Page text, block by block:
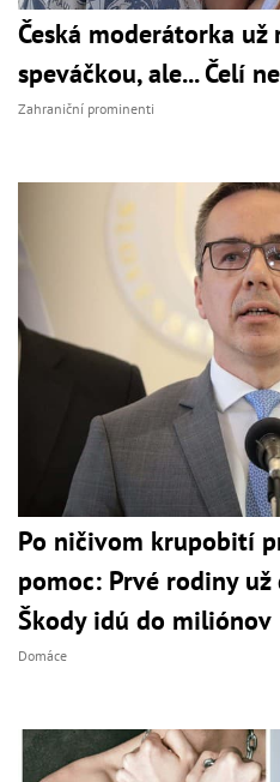
Česká moderátorka
speváčkou, ale... Čelí
Zahraniční prominenti
Po ničivom krupobití
pomoc: Prvé rodiny
Škody idú do miliónov
Domáce